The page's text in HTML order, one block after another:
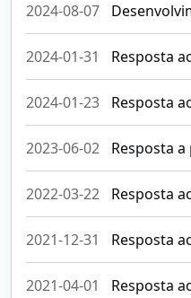
2024-08-07
2024-01-31 Resposta aos órgãos de comunicação
2024-01-23 Resposta aos pedidos de informação dos
2023-06-02 Resposta a
2022-03-22 Resposta aos órgãos de
2021-12-31 Resposta aos órgãos de
2021-04-01 Resposta aos órgãos de